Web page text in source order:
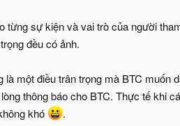
từng sự kiện và vai trò của người
đều có ảnh.
một điều trân trọng mà BTC muốn
thông báo cho BTC. Thực tế khi
khó
.​